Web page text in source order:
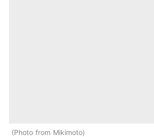
Photo from Mikimoto